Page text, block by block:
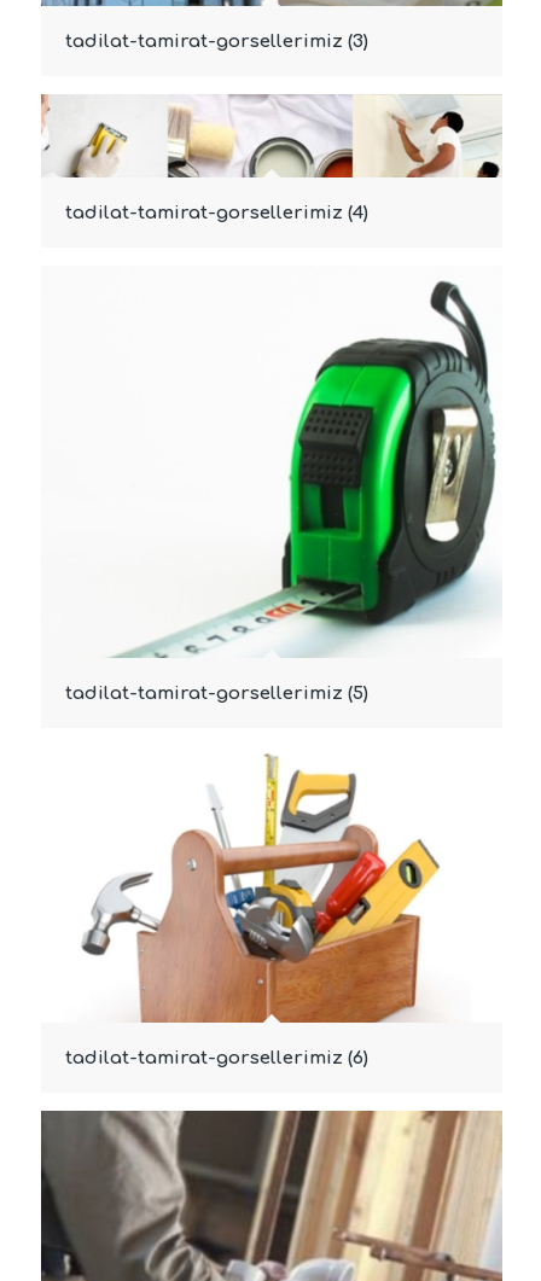
tadilat-tamirat-gorsellerimiz (3)
tadilat-tamirat-gorsellerimiz (4)
tadilat-tamirat-gorsellerimiz (5)
tadilat-tamirat-gorsellerimiz (6)